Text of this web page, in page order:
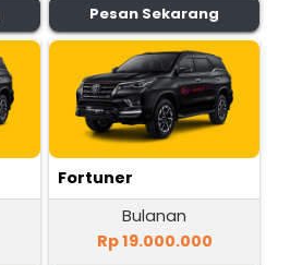
Pesan Sekarang
Fortuner
Bulanan
Rp 19.000.000